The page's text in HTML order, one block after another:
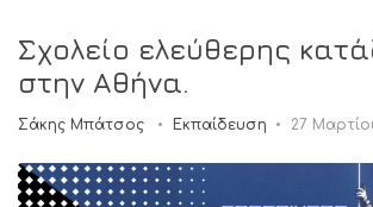
Σχολείο ελεύθερης
στην Αθήνα.
Σάκης Μπάτσος Εκπαίδευση 27